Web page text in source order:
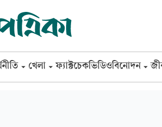
খেলা ফ্যাক্টচেকভিডিওবিনোদন